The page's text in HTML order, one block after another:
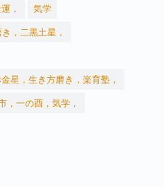
，
気学
，二黒土星，
星，生き方磨き，楽育塾，
，一の酉，気学，